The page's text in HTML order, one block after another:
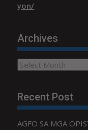
yon/
Archives
Archives
Recent Post
AGFO SA MGA